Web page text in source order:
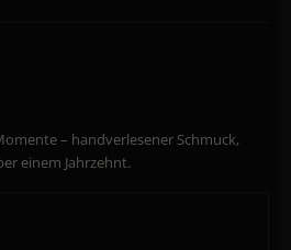
– handverlesener Schmuck,
einem Jahrzehnt.